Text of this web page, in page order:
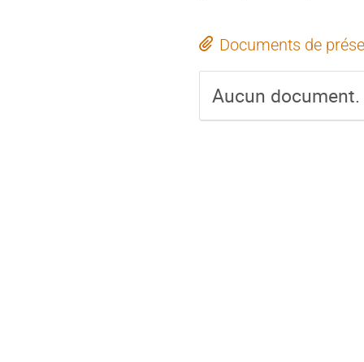
Documents de
Aucun document.